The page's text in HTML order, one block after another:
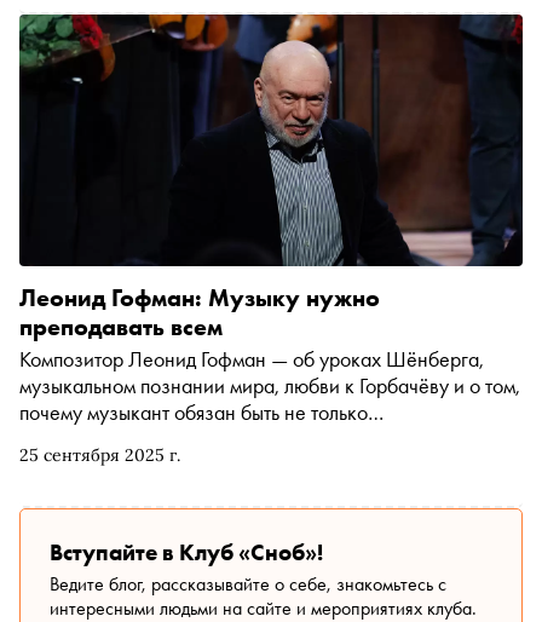
25 сентября 2025 г.
Леонид Гофман: Музыку нужно
преподавать всем
Композитор Леонид Гофман — об уроках Шёнберга,
музыкальном познании мира, любви к Горбачёву и о том,
почему музыкант обязан быть не только
критик Юлия Бедерова побеседовала с Леонидом
композитора, который пройдёт 28 сентября
Вступайте в Клуб «Сноб»!
Ведите блог, рассказывайте о себе, знакомьтесь с
интересными людьми на сайте и мероприятиях клуба.